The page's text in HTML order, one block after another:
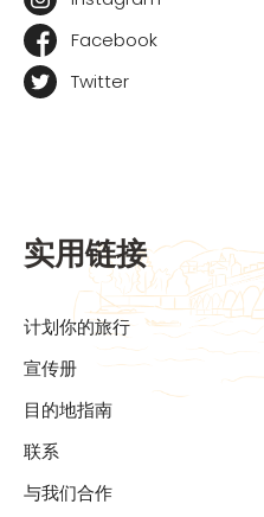
Facebook
Twitter
实用链接
计划你的旅行
宣传册
目的地指南
联系
与我们合作